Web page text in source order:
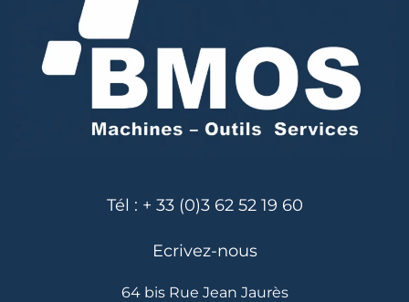
Tél : + 33 (0)3 62 52 19 60
Ecrivez-nous
64 bis Rue Jean Jaurès